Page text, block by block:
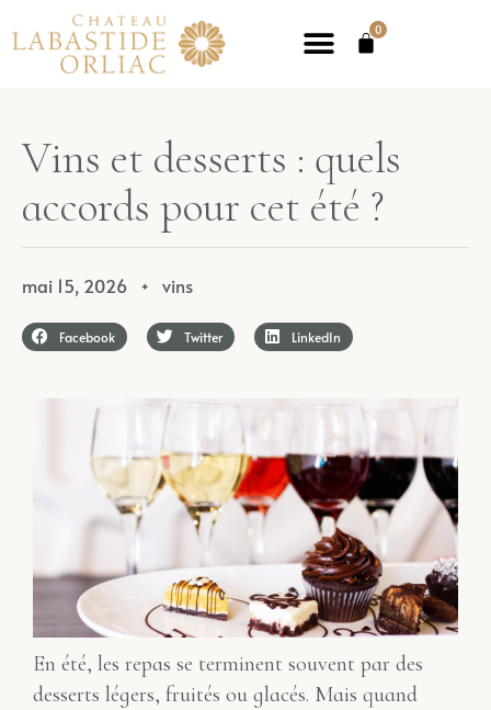
0
Vins et desserts : quels
accords pour cet été ?
mai 15, 2026 ✦ vins
Facebook Twitter LinkedIn
En été, les repas se terminent souvent par des
desserts légers, fruités ou glacés. Mais quand